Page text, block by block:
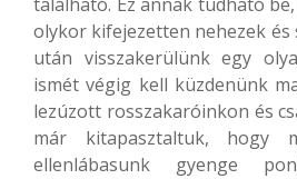
olykor kifejezetten nehezek
után visszakerülünk egy
ismét végig kell küzdenünk
lezúzott rosszakaróinkon és
már kitapasztaltuk, hogy
ellenlábasunk gyenge